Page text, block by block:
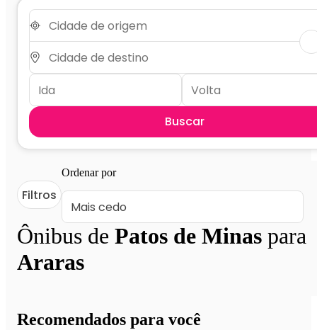
Buscar
Ônibus de Patos de Minas para
Araras
Filtros
Ordenar por
Recomendados para você